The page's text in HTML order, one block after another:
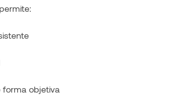
forma objetiva